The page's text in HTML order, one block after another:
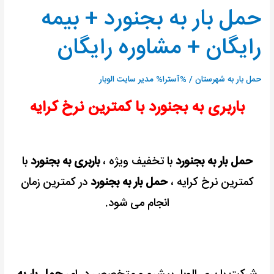
حمل بار به بجنورد + بیمه
رایگان + مشاوره رایگان
حمل بار به شهرستان/ %آسترا% مدیر سایت الوبار
باربری به بجنورد با کمترین نرخ کرایه
حمل بار به بجنوردبا تخفیف ویژه ،باربری به بجنوردبا
کمترین نرخ کرایه ،حمل بار به بجنورددر کمترین زمان
انجام می شود.
حمل
بار
بجنورد
رایگان